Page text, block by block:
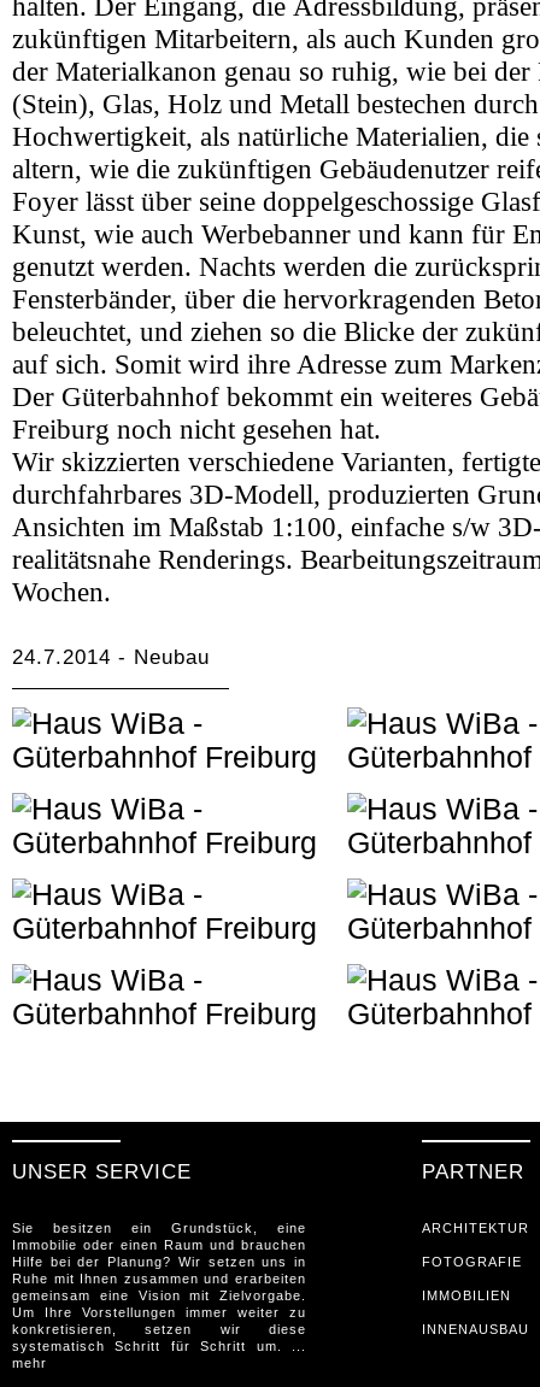
zukünftigen Mitarbeitern, als auch Kunden
der Materialkanon genau so ruhig, wie bei der
(Stein), Glas, Holz und Metall bestechen
Hochwertigkeit, als natürliche Materialien, die
altern, wie die zukünftigen Gebäudenutzer
Foyer lässt über seine doppelgeschossige
Kunst, wie auch Werbebanner und kann für
genutzt werden. Nachts werden die
Fensterbänder, über die hervorkragenden
beleuchtet, und ziehen so die Blicke der
auf sich. Somit wird ihre Adresse zum
Der Güterbahnhof bekommt ein weiteres
Freiburg noch nicht gesehen hat.
Wir skizzierten verschiedene Varianten,
durchfahrbares 3D-Modell, produzierten
Ansichten im Maßstab 1:100, einfache s/w
realitätsnahe Renderings.
Wochen.
24.7.2014 - Neubau
UNSER SERVICE
Sie besitzen ein Grundstück, eine
Immobilie oder einen Raum und brauchen
Hilfe bei der Planung? Wir setzen uns in
Ruhe mit Ihnen zusammen und erarbeiten
gemeinsam eine Vision mit Zielvorgabe.
Um Ihre Vorstellungen immer weiter zu
konkretisieren, setzen wir diese
systematisch Schritt für Schritt um. ...
mehr
PARTNER
ARCHITEKTUR
FOTOGRAFIE
IMMOBILIEN
INNENAUSBAU